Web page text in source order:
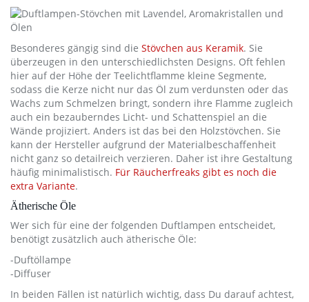
Besonderes gängig sind die Stövchen aus Keramik. Sie
überzeugen in den unterschiedlichsten Designs. Oft fehlen
hier auf der Höhe der Teelichtflamme kleine Segmente,
sodass die Kerze nicht nur das Öl zum verdunsten oder das
Wachs zum Schmelzen bringt, sondern ihre Flamme zugleich
auch ein bezauberndes Licht- und Schattenspiel an die
Wände projiziert. Anders ist das bei den Holzstövchen. Sie
kann der Hersteller aufgrund der Materialbeschaffenheit
nicht ganz so detailreich verzieren. Daher ist ihre Gestaltung
häufig minimalistisch. Für Räucherfreaks gibt es noch die
extra Variante.
Ätherische Öle
Wer sich für eine der folgenden Duftlampen entscheidet,
benötigt zusätzlich auch ätherische Öle:
-Duftöllampe
-Diffuser
In beiden Fällen ist natürlich wichtig, dass Du darauf achtest,